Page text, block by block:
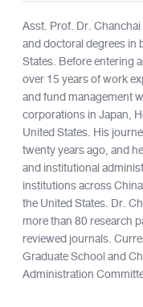
Asst. Prof. Dr.
and doctoral degrees
States. Before entering
over 15 years of work
and fund management
corporations in Japan,
United States. His
twenty years ago, and
and institutional
institutions across
the United States. Dr.
more than 80 research
reviewed journals.
Graduate School and
Administration